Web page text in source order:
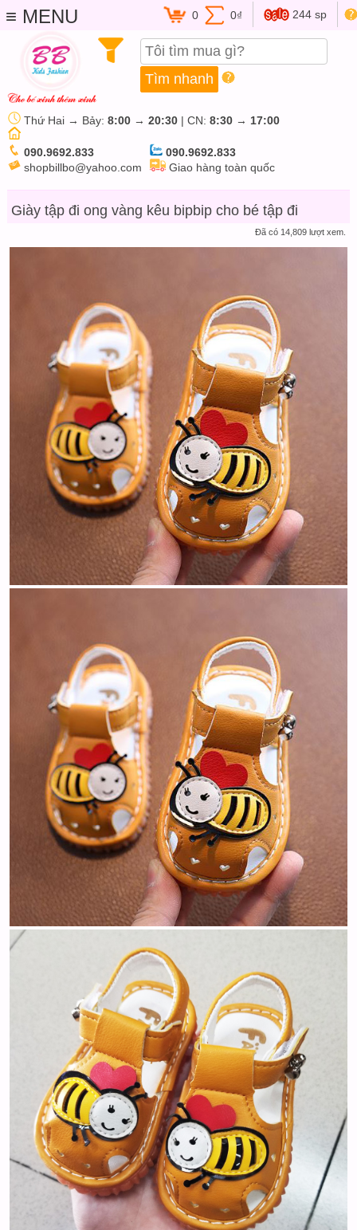
≡ MENU 244 sp
0 0₫
Thứ Hai → Bảy: 8:00 → 20:30 | CN: 8:30 → 17:00
090.9692.833
shopbillbo@yahoo.com
090.9692.833
Giao hàng toàn quốc
Giày tập đi ong vàng kêu bipbip cho bé tập đi
Đã có 14,809 lượt xem.